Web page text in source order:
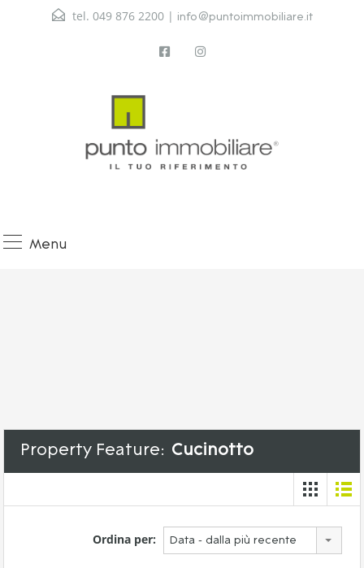
tel. 049 876 2200 | info@puntoimmobiliare.it
Menu
Property Feature: Cucinotto
Ordina per: Data - dalla più recente